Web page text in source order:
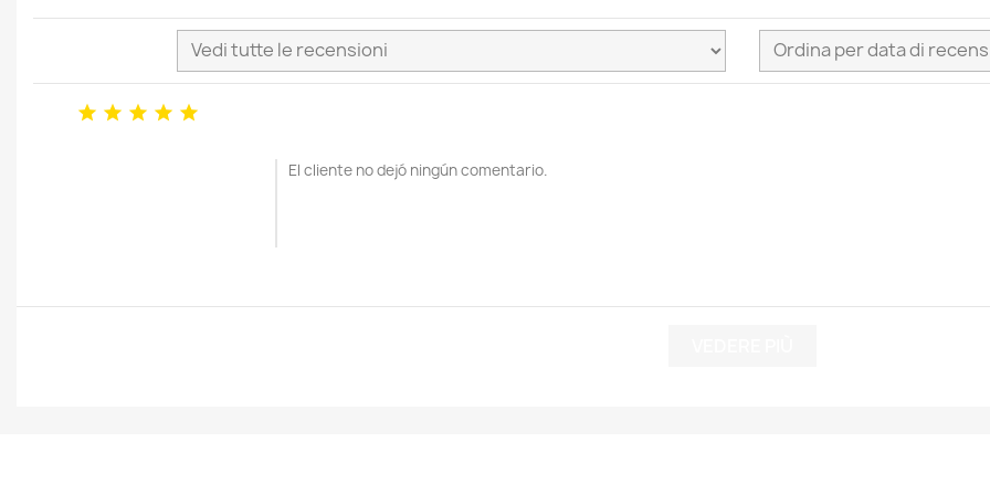
    
El cliente no dejó ningún comentario.